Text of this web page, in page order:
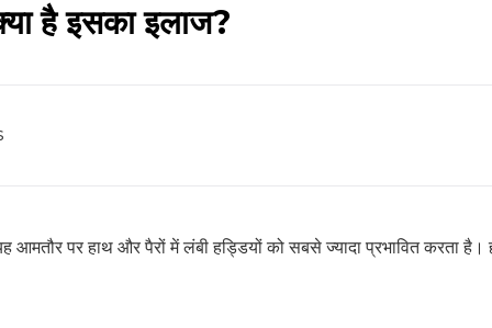
है इसका इलाज?
पर हाथ और पैरों में लंबी हड्डियों को सबसे ज्यादा प्रभावित करता है।